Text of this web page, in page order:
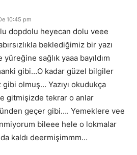
10:45 pm
dopdolu heyecan dolu veee
beklediğimiz bir yazı
sağlık yaaa bayıldım
gibi…O kadar güzel bilgiler
olmuş… Yazıyı okudukça
gitmişizde tekrar o anlar
geçer gibi…. Yemeklere vee
bileee hele o lokmalar
kaldı deermişimmm…